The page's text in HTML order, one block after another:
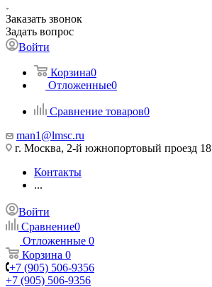
Заказать звонок
Задать вопрос
Войти
Корзина0
Отложенные0
Сравнение товаров0
man1@lmsc.ru
г. Москва, 2-й южнопортовый проезд 18
Контакты
...
Войти
Сравнение0
Отложенные 0
Корзина 0
+7 (905) 506-9356
+7 (905) 506-9356